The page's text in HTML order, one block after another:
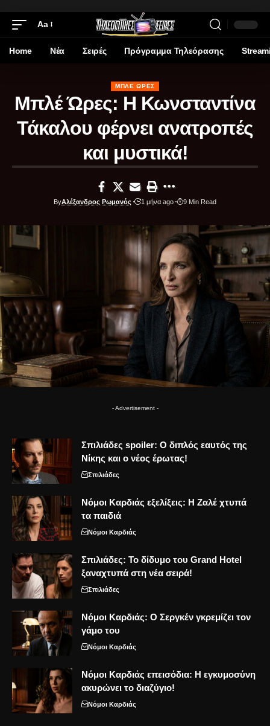
Aa
Home Νέα Σειρές Πρόγραμμα Τηλεόρασης
ΜΠΛΈ ΏΡΕΣ
Μπλέ Ώρες: Η Κωνσταντίνα
Τάκαλου φέρνει ανατροπές
και μυστικά!
ByΑλέξανδρος Ρωμανός 1 μήνα ago 9 Min Read
- Advertisement -
Σπιλιάδες spoiler: Ο διπλός εαυτός της
Νίκης και ο νέος έρωτας!
Σπιλιάδες
Νόμοι Καρδιάς εξελίξεις: Η Ζαλέ χτυπά
τα παιδιά
Νόμοι Καρδιάς
Σπιλιάδες: Το δίδυμο του Grand Hotel
ξαναχτυπά στη νέα σειρά!
Σπιλιάδες
Νόμοι Καρδιάς: Ο Σεργκέν γκρεμίζει τον
γάμο του
Νόμοι Καρδιάς
Νόμοι Καρδιάς επεισόδια: Η εγκυμοσύνη
ακυρώνει το διαζύγιο!
Νόμοι Καρδιάς